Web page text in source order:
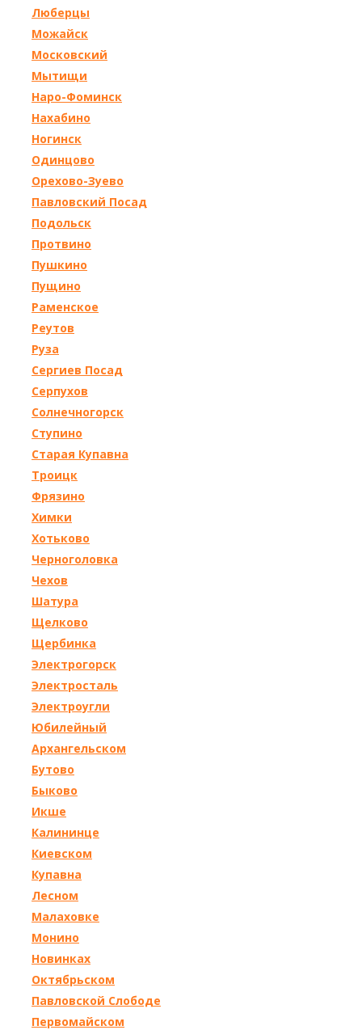
Люберцы
Можайск
Московский
Мытищи
Наро-Фоминск
Нахабино
Ногинск
Одинцово
Орехово-Зуево
Павловский Посад
Подольск
Протвино
Пушкино
Пущино
Раменское
Реутов
Руза
Сергиев Посад
Серпухов
Солнечногорск
Ступино
Старая Купавна
Троицк
Фрязино
Химки
Хотьково
Черноголовка
Чехов
Шатура
Щелково
Щербинка
Электрогорск
Электросталь
Электроугли
Юбилейный
Архангельском
Бутово
Быково
Икше
Калининце
Киевском
Купавна
Лесном
Малаховке
Монино
Новинках
Октябрьском
Павловской Слободе
Первомайском